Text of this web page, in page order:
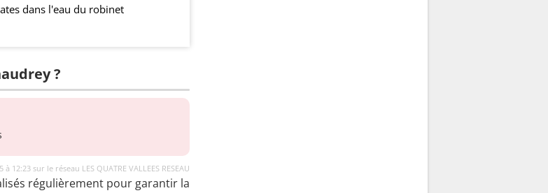
dans l'eau du robinet
?
12:23 sur le réseau LES QUATRE VALLEES RESEAU
régulièrement pour garantir la